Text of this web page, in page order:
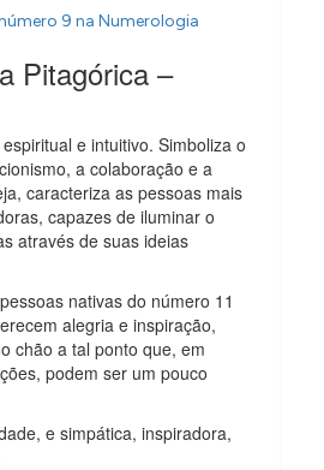
9 na Numerologia
Pitagórica –
e intuitivo. Simboliza o
a colaboração e a
caracteriza as pessoas mais
capazes de iluminar o
através de suas ideias
nativas do número 11
alegria e inspiração,
chão a tal ponto que, em
podem ser um pouco
e simpática, inspiradora,